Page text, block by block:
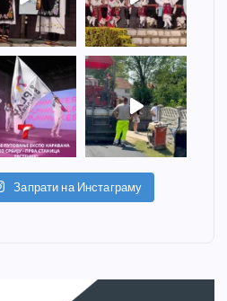
Запрати на Инстаграму